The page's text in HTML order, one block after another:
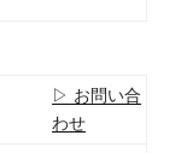
▷ お問い合
わせ